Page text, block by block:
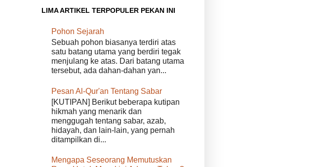
LIMA ARTIKEL TERPOPULER PEKAN INI
Pohon Sejarah
Sebuah pohon biasanya terdiri atas
satu batang utama yang berdiri tegak
menjulang ke atas. Dari batang utama
tersebut, ada dahan-dahan yan...
Pesan Al-Qur'an Tentang Sabar
[KUTIPAN] Berikut beberapa kutipan
hikmah yang menarik dan
menggugah tentang sabar, azab,
hidayah, dan lain-lain, yang pernah
ditampilkan di...
Mengapa Seseorang Memutuskan